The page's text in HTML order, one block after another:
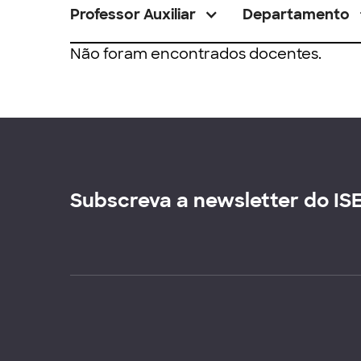
Professor Auxiliar Departamento
Não foram encontrados docentes.
Subscreva a newsletter do